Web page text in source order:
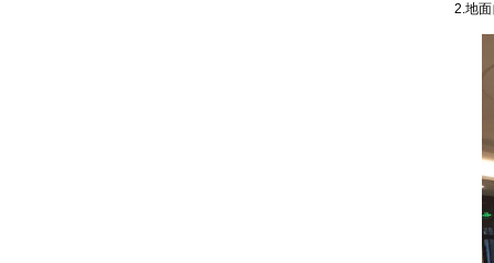
2.地